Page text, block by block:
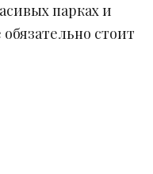
парках и
стоит